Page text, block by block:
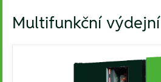
Multifunkční